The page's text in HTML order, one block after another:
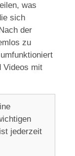
was
sich
der
zu
Videos mit
jederzeit